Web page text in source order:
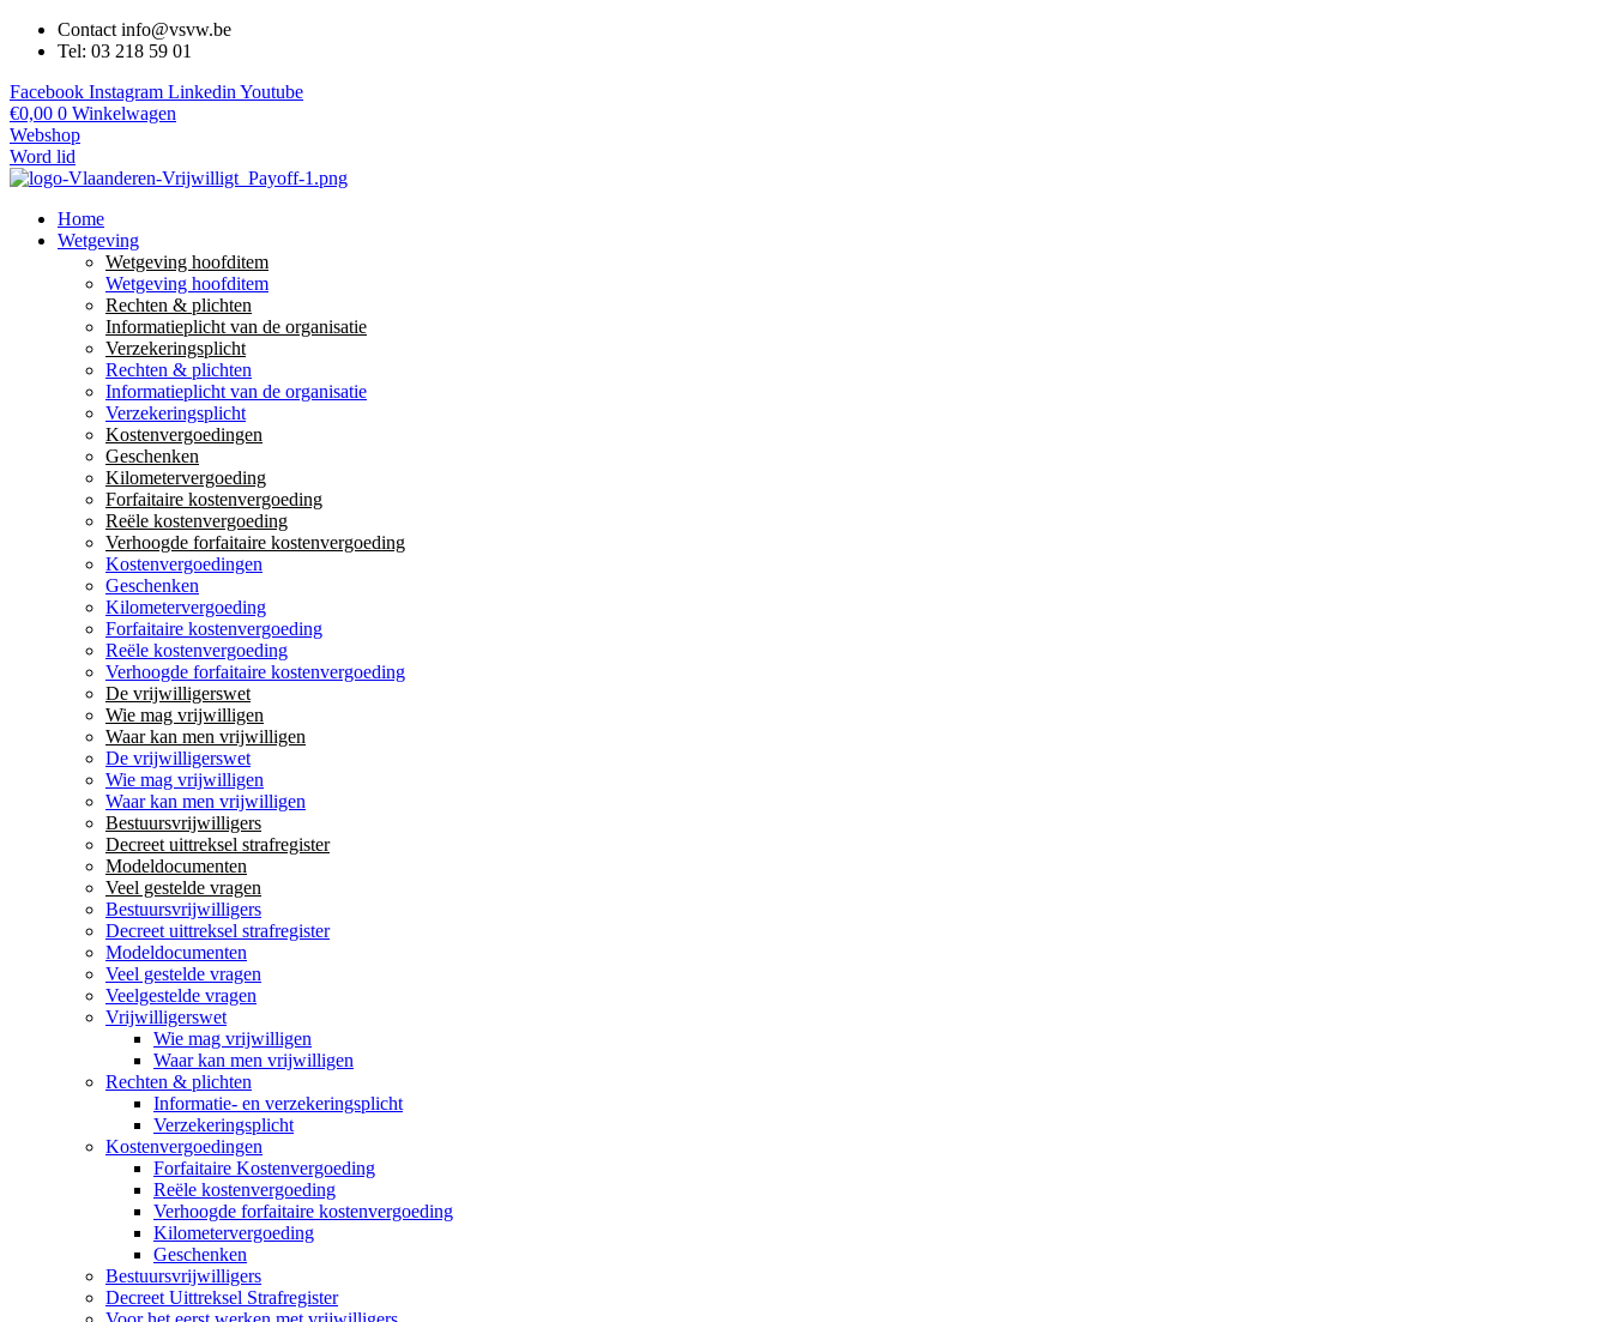
Contact info@vsvw.be
Tel: 03 218 59 01
Facebook Instagram Linkedin Youtube
€0,00 0 Winkelwagen
Webshop
Word lid
Home
Wetgeving
Wetgeving hoofditem
Wetgeving hoofditem
Rechten & plichten
Informatieplicht van de organisatie
Verzekeringsplicht
Rechten & plichten
Informatieplicht van de organisatie
Verzekeringsplicht
Kostenvergoedingen
Geschenken
Kilometervergoeding
Forfaitaire kostenvergoeding
Reële kostenvergoeding
Verhoogde forfaitaire kostenvergoeding
Kostenvergoedingen
Geschenken
Kilometervergoeding
Forfaitaire kostenvergoeding
Reële kostenvergoeding
Verhoogde forfaitaire kostenvergoeding
De vrijwilligerswet
Wie mag vrijwilligen
Waar kan men vrijwilligen
De vrijwilligerswet
Wie mag vrijwilligen
Waar kan men vrijwilligen
Bestuursvrijwilligers
Decreet uittreksel strafregister
Modeldocumenten
Veel gestelde vragen
Bestuursvrijwilligers
Decreet uittreksel strafregister
Modeldocumenten
Veel gestelde vragen
Veelgestelde vragen
Vrijwilligerswet
Wie mag vrijwilligen
Waar kan men vrijwilligen
Rechten & plichten
Informatie- en verzekeringsplicht
Verzekeringsplicht
Kostenvergoedingen
Forfaitaire Kostenvergoeding
Reële kostenvergoeding
Verhoogde forfaitaire kostenvergoeding
Kilometervergoeding
Geschenken
Bestuursvrijwilligers
Decreet Uittreksel Strafregister